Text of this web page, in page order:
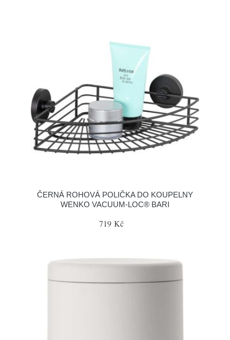
ČERNÁ ROHOVÁ POLIČKA DO KOUPELNY
WENKO VACUUM-LOC® BARI
719 Kč